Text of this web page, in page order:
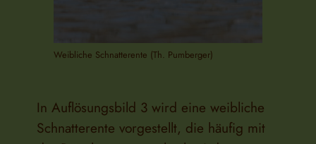
Weibliche Schnatterente (Th. Pumberger)
In Auflösungsbild 3 wird eine weibliche
Schnatterente vorgestellt, die häufig mit